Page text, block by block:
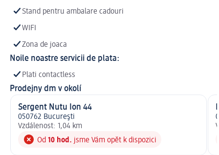
Stand pentru ambalare cadouri
WIFI
Zona de joaca
Noile noastre servicii de plata:
Plati contactless
Prodejny dm v okolí
Sergent Nutu Ion 44
050762 Bucureşti
Vzdálenost: 1,04 km
Od 10 hod. jsme Vám opět k dispozici